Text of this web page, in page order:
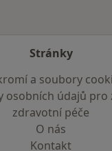
Stránky
a soubory
osobních údajů pro
zdravotní péče
O nás
Kontakt